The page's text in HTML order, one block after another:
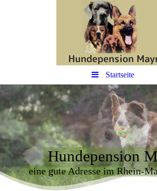
Startseite
Hundepension
eine gute Adresse im Rhein-